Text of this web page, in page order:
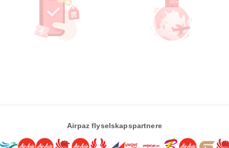
Airpaz flyselskapspartnere